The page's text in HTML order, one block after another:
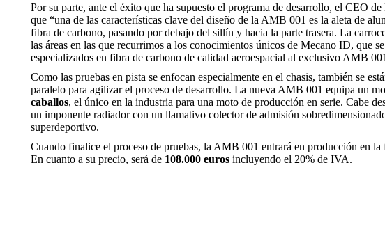
Por su parte, ante el éxito que ha supuesto el programa de desarrollo, el CEO
que “una de las características clave del diseño de la AMB 001 es la aleta de
fibra de carbono, pasando por debajo del sillín y hacia la parte trasera. La
las áreas en las que recurrimos a los conocimientos únicos de Mecano ID, que
especializados en fibra de carbono de calidad aeroespacial al exclusivo AMB
Como las pruebas en pista se enfocan especialmente en el chasis, también se
paralelo para agilizar el proceso de desarrollo. La nueva AMB 001 equipa un
caballos, el único en la industria para una moto de producción en serie. Cabe
un imponente radiador con un llamativo colector de admisión
superdeportivo.
Cuando finalice el proceso de pruebas, la AMB 001 entrará en producción en
En cuanto a su precio, será de 108.000 euros incluyendo el 20% de IVA.